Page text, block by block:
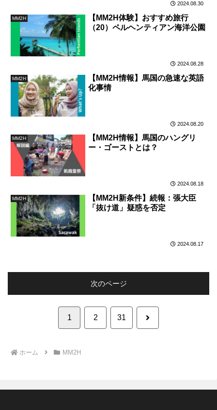
2024.08.30
MM2H
【MM2H体験】おすすめ旅行
（20）ペルヘンティアン海洋公園
2024.08.28
MM2H
【MM2H情報】馬国の急速な英語
化事情
2024.08.20
MM2H
【MM2H情報】馬国のハングリ
ー・ゴーストとは？
2024.08.18
MM2H
【MM2H新条件】続報：張大臣
「抜け道」疑惑を否定
2024.08.17
次のページ
1 2 31 次
ホーム MM2H